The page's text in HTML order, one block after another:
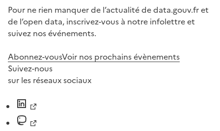
Pour ne rien manquer de l’actualité de data.gouv.fr et
de l’open data, inscrivez-vous à notre infolettre et
suivez nos événements.
Abonnez-vousVoir nos prochains évènements
Suivez-nous
sur les réseaux sociaux